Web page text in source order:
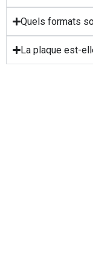
Quels formats
La plaque est-